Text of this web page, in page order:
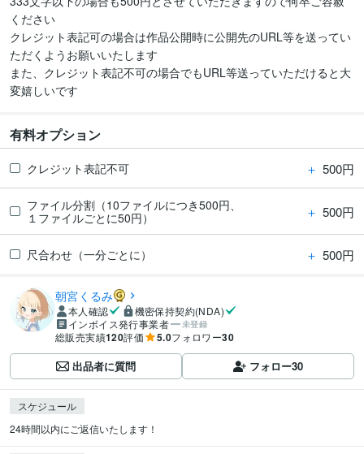
ください
クレジット表記可の場合は作品公開時に公開先のURL等を送ってい
ただくようお願いいたします
また、クレジット表記不可の場合でもURL等送っていただけると大
変嬉しいです
有料オプション
クレジット表記不可 ＋ 500円
ファイル分割（10ファイルにつき500円、
１ファイルごとに50円）
＋ 500円
尺合わせ（一分ごとに） ＋ 500円
朝宮くるみ
本人確認
機密保持契約(NDA)
インボイス発行事業者
未登録
総販売実績120評価 5.0フォロワー30
出品者に質問 フォロー30
スケジュール
24時間以内にご返信いたします！